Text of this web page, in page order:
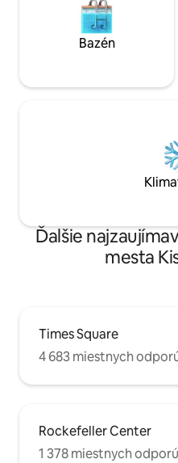
Bazén
Ďalšie
mesta
Times Square
4 683 miestnych
Rockefeller Center
1 378 miestnych